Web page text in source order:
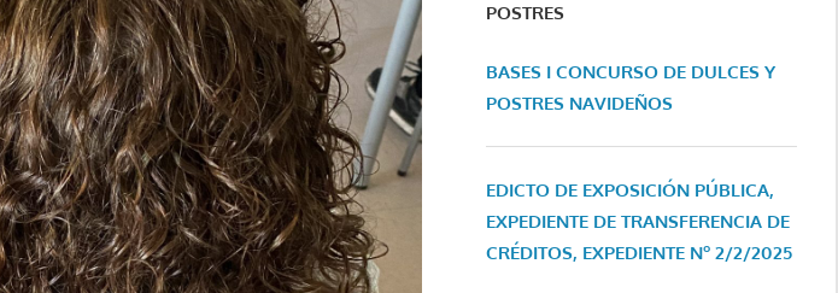
POSTRES
BASES I CONCURSO DE DULCES Y
POSTRES NAVIDEÑOS
EDICTO DE EXPOSICIÓN PÚBLICA,
EXPEDIENTE DE TRANSFERENCIA DE
CRÉDITOS, EXPEDIENTE Nº 2/2/2025